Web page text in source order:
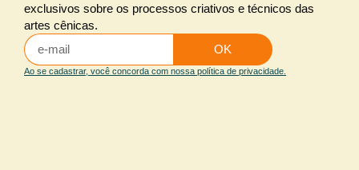
Iluminação
Iluminação arquitetural
Maquiagem e caracterização
exclusivos sobre os processos criativos e técnicos das
artes cênicas.
OK
Ao se cadastrar, você concorda com nossa política de privacidade.